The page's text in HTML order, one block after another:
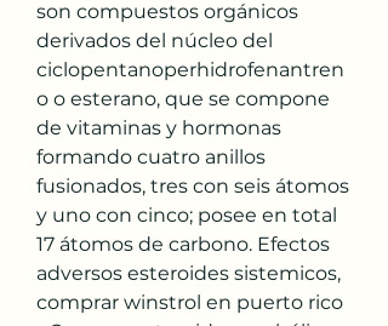
son compuestos orgánicos
derivados del núcleo del
ciclopentanoperhidrofenantren
o o esterano, que se compone
de vitaminas y hormonas
formando cuatro anillos
fusionados, tres con seis átomos
y uno con cinco; posee en total
17 átomos de carbono. Efectos
adversos esteroides sistemicos,
comprar winstrol en puerto rico